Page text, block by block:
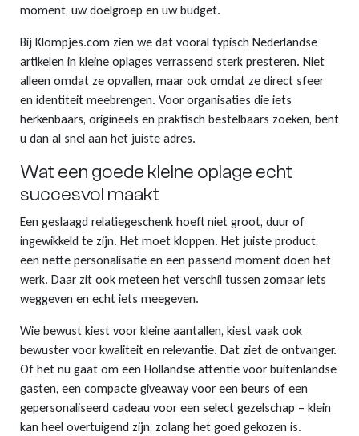
moment, uw doelgroep en uw budget.
Bij Klompjes.com zien we dat vooral typisch Nederlandse
artikelen in kleine oplages verrassend sterk presteren. Niet
alleen omdat ze opvallen, maar ook omdat ze direct sfeer
en identiteit meebrengen. Voor organisaties die iets
herkenbaars, origineels en praktisch bestelbaars zoeken, bent
u dan al snel aan het juiste adres.
Wat een goede kleine oplage echt
succesvol maakt
Een geslaagd relatiegeschenk hoeft niet groot, duur of
ingewikkeld te zijn. Het moet kloppen. Het juiste product,
een nette personalisatie en een passend moment doen het
werk. Daar zit ook meteen het verschil tussen zomaar iets
weggeven en echt iets meegeven.
Wie bewust kiest voor kleine aantallen, kiest vaak ook
bewuster voor kwaliteit en relevantie. Dat ziet de ontvanger.
Of het nu gaat om een Hollandse attentie voor buitenlandse
gasten, een compacte giveaway voor een beurs of een
gepersonaliseerd cadeau voor een select gezelschap – klein
kan heel overtuigend zijn, zolang het goed gekozen is.